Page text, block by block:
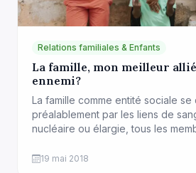
Relations familiales & Enfants
La famille, mon meilleur
ennemi?
La famille comme entité sociale se
préalablement par les liens de
nucléaire ou élargie, tous les
conséquent, la famille dont nous
19 mai 2018